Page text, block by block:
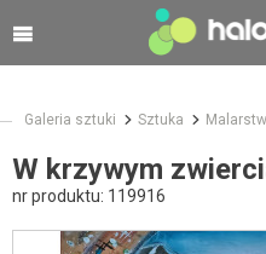
Galeria sztuki Sztuka
W krzywym
nr produktu: 119916